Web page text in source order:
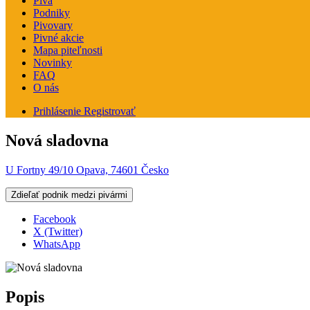
Podniky
Pivovary
Pivné akcie
Mapa piteľnosti
Novinky
FAQ
O nás
Prihlásenie Registrovať
Nová sladovna
U Fortny 49/10 Opava, 74601 Česko
Zdieľať podnik medzi pivármi
Facebook
X (Twitter)
WhatsApp
Popis